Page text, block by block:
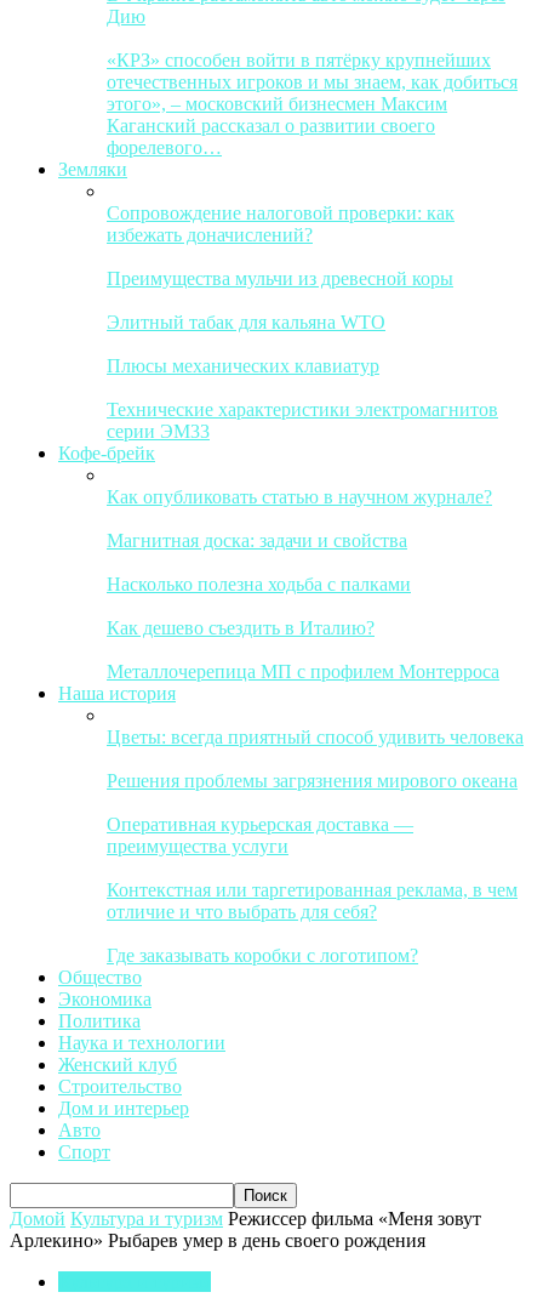
Дию
«КРЗ» способен войти в пятёрку крупнейших
отечественных игроков и мы знаем, как добиться
этого», – московский бизнесмен Максим
Каганский рассказал о развитии своего
форелевого…
Земляки
Сопровождение налоговой проверки: как
избежать доначислений?
Преимущества мульчи из древесной коры
Элитный табак для кальяна WTO
Плюсы механических клавиатур
Технические характеристики электромагнитов
серии ЭМ33
Кофе-брейк
Как опубликовать статью в научном журнале?
Магнитная доска: задачи и свойства
Насколько полезна ходьба с палками
Как дешево съездить в Италию?
Металлочерепица МП с профилем Монтерроса
Наша история
Цветы: всегда приятный способ удивить человека
Решения проблемы загрязнения мирового океана
Оперативная курьерская доставка —
преимущества услуги
Контекстная или таргетированная реклама, в чем
отличие и что выбрать для себя?
Где заказывать коробки с логотипом?
Общество
Экономика
Политика
Наука и технологии
Женский клуб
Строительство
Дом и интерьер
Авто
Спорт
Домой Культура и туризм Режиссер фильма «Меня зовут
Арлекино» Рыбарев умер в день своего рождения